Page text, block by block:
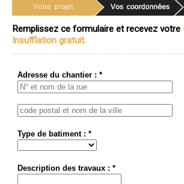
Remplissez ce formulaire et recevez votre
Insufflation gratuit.
Adresse du chantier : *
Type de batiment : *
Description des travaux : *